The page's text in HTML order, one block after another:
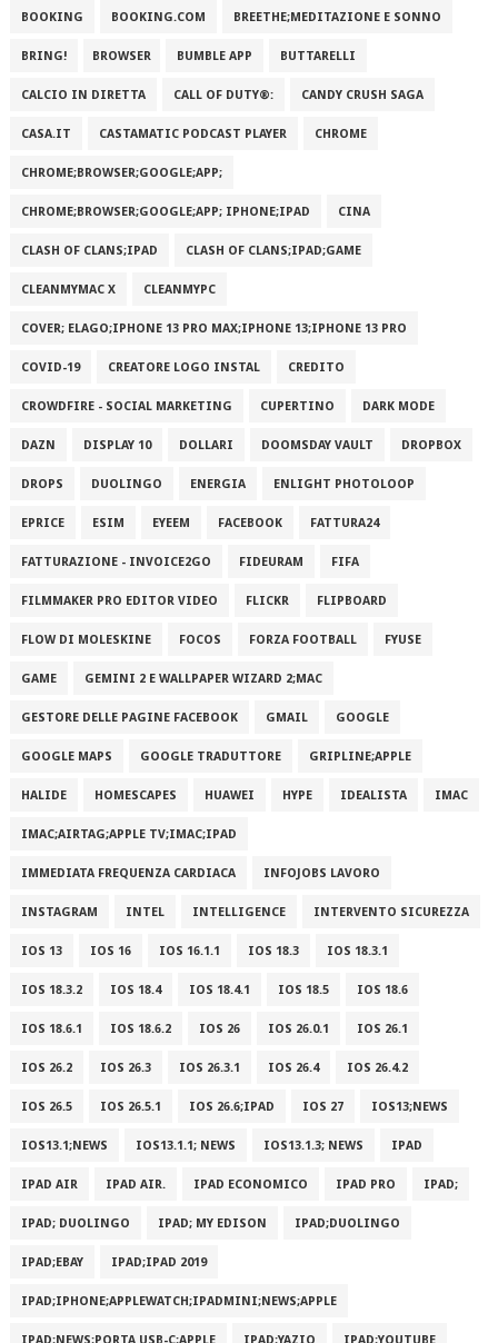
BOOKING BOOKING.COM BREETHE;MEDITAZIONE E SONNO
BRING! BROWSER BUMBLE APP BUTTARELLI
CALCIO IN DIRETTA CALL OF DUTY®: CANDY CRUSH SAGA
CASA.IT CASTAMATIC PODCAST PLAYER CHROME
CHROME;BROWSER;GOOGLE;APP;
CHROME;BROWSER;GOOGLE;APP; IPHONE;IPAD CINA
CLASH OF CLANS;IPAD CLASH OF CLANS;IPAD;GAME
CLEANMYMAC X CLEANMYPC
COVER; ELAGO;IPHONE 13 PRO MAX;IPHONE 13;IPHONE 13 PRO
COVID-19 CREATORE LOGO INSTAL CREDITO
CROWDFIRE - SOCIAL MARKETING CUPERTINO DARK MODE
DAZN DISPLAY 10 DOLLARI DOOMSDAY VAULT DROPBOX
DROPS DUOLINGO ENERGIA ENLIGHT PHOTOLOOP
EPRICE ESIM EYEEM FACEBOOK FATTURA24
FATTURAZIONE - INVOICE2GO FIDEURAM FIFA
FILMMAKER PRO EDITOR VIDEO FLICKR FLIPBOARD
FLOW DI MOLESKINE FOCOS FORZA FOOTBALL FYUSE
GAME GEMINI 2 E WALLPAPER WIZARD 2;MAC
GESTORE DELLE PAGINE FACEBOOK GMAIL GOOGLE
GOOGLE MAPS GOOGLE TRADUTTORE GRIPLINE;APPLE
HALIDE HOMESCAPES HUAWEI HYPE IDEALISTA IMAC
IMAC;AIRTAG;APPLE TV;IMAC;IPAD
IMMEDIATA FREQUENZA CARDIACA INFOJOBS LAVORO
INSTAGRAM INTEL INTELLIGENCE INTERVENTO SICUREZZA
IOS 13 IOS 16 IOS 16.1.1 IOS 18.3 IOS 18.3.1
IOS 18.3.2 IOS 18.4 IOS 18.4.1 IOS 18.5 IOS 18.6
IOS 18.6.1 IOS 18.6.2 IOS 26 IOS 26.0.1 IOS 26.1
IOS 26.2 IOS 26.3 IOS 26.3.1 IOS 26.4 IOS 26.4.2
IOS 26.5 IOS 26.5.1 IOS 26.6;IPAD IOS 27 IOS13;NEWS
IOS13.1;NEWS IOS13.1.1; NEWS IOS13.1.3; NEWS IPAD
IPAD AIR IPAD AIR. IPAD ECONOMICO IPAD PRO IPAD;
IPAD; DUOLINGO IPAD; MY EDISON IPAD;DUOLINGO
IPAD;EBAY IPAD;IPAD 2019
IPAD;IPHONE;APPLEWATCH;IPADMINI;NEWS;APPLE
IPAD;NEWS;PORTA USB-C;APPLE IPAD;YAZIO IPAD;YOUTUBE